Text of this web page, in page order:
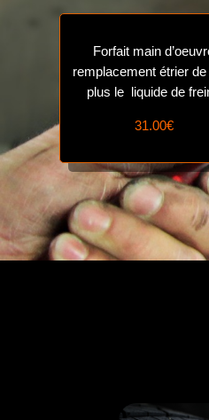
Forfait main
remplacement étrier de
plus le liquide de
31.00€